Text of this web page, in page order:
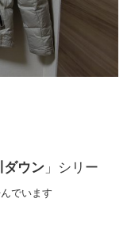
ウン 」シリー
でいます